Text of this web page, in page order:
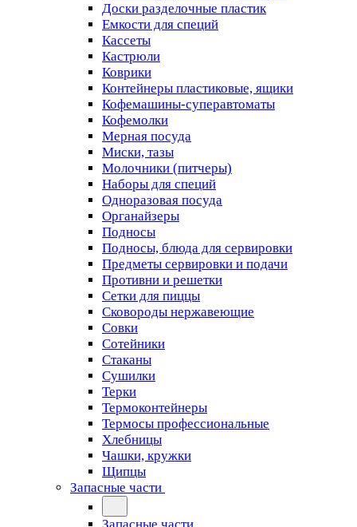
Доски разделочные пластик
Емкости для специй
Кассеты
Кастрюли
Коврики
Контейнеры пластиковые, ящики
Кофемашины-суперавтоматы
Кофемолки
Мерная посуда
Миски, тазы
Молочники (питчеры)
Наборы для специй
Одноразовая посуда
Органайзеры
Подносы
Подносы, блюда для сервировки
Предметы сервировки и подачи
Противни и решетки
Сетки для пиццы
Сковороды нержавеющие
Совки
Сотейники
Стаканы
Сушилки
Терки
Термоконтейнеры
Термосы профессиональные
Хлебницы
Чашки, кружки
Щипцы
Запасные части